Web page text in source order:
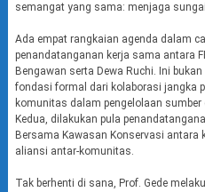
semangat yang sama: menjaga
Ada empat rangkaian agenda dalam
penandatanganan kerja sama antara
Bengawan serta Dewa Ruchi. Ini
fondasi formal dari kolaborasi jangka
komunitas dalam pengelolaan
Kedua, dilakukan pula
Bersama Kawasan Konservasi antara
aliansi antar-komunitas.
Tak berhenti di sana, Prof. Gede